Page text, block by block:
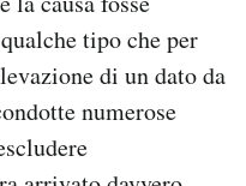
tipo che per
di un dato da
numerose